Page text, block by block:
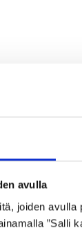
avulla
joiden
”Salli